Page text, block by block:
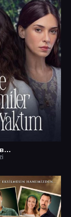
Я сожгла все мосты / Какие корабли я сжёг